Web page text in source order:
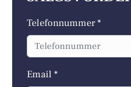
Telefonnummer *
Email *